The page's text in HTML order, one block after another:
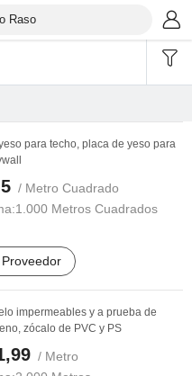
para techo, placa de yeso para
/ Metro Cuadrado
1.000 Metros Cuadrados
impermeables y a prueba de
zócalo de PVC y PS
/ Metro